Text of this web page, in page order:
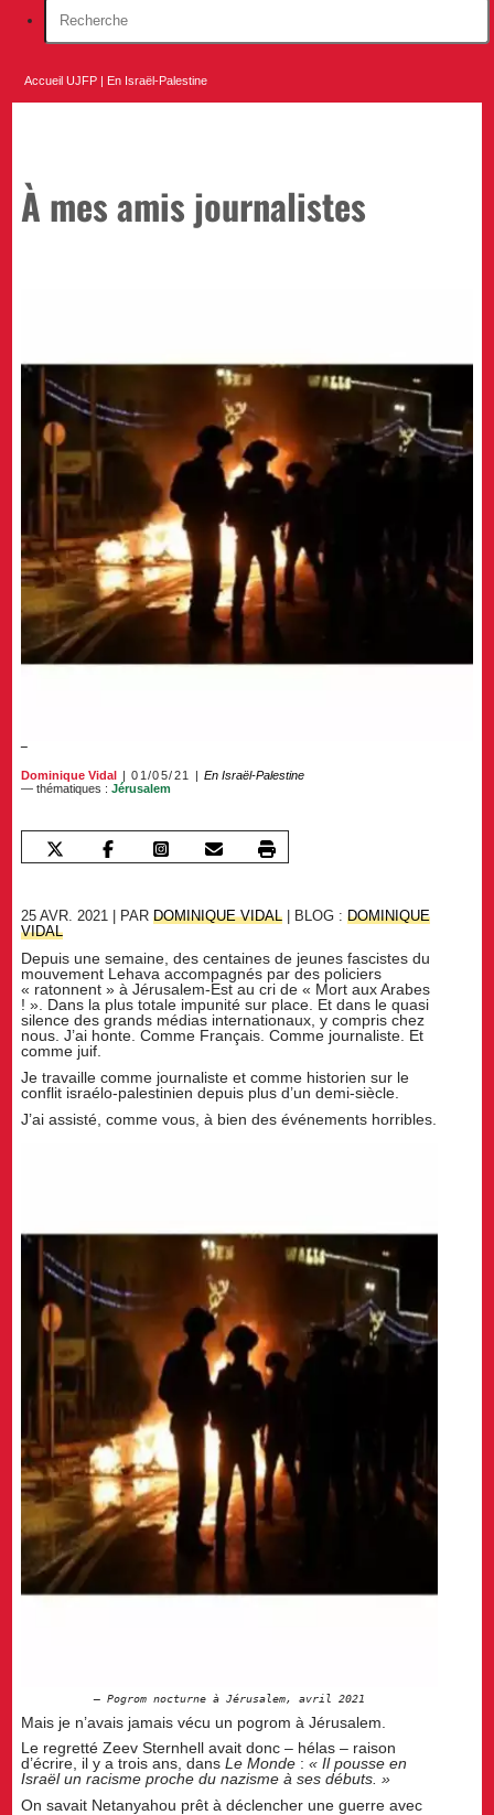
Accueil UJFP En Israël-Palestine
À mes amis journalistes
Dominique Vidal 01/05/21
En Israël-Palestine
— thématiques :Jérusalem
25 AVR. 2021 | PARDOMINIQUE VIDAL | BLOG :DOMINIQUE
VIDAL
Depuis une semaine, des centaines de jeunes fascistes du
mouvement Lehava accompagnés par des policiers
« ratonnent » à Jérusalem-Est au cri de « Mort aux Arabes
! ». Dans la plus totale impunité sur place. Et dans le quasi
silence des grands médias internationaux, y compris chez
nous. J’ai honte. Comme Français. Comme journaliste. Et
comme juif.
Je travaille comme journaliste et comme historien sur le
conflit israélo-palestinien depuis plus d’un demi-siècle.
J’ai assisté, comme vous, à bien des événements horribles.
Pogrom nocturne à Jérusalem, avril 2021
Mais je n’avais jamais vécu un pogrom à Jérusalem.
Le regretté Zeev Sternhell avait donc – hélas – raison
d’écrire, il y a trois ans, dansLe Monde :« Il pousse en
Israël un racisme proche du nazisme à ses débuts. »
On savait Netanyahou prêt à déclencher une guerre avec